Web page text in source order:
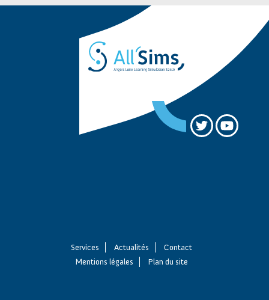
Services Actualités
Contact
Mentions légales
Plan du site